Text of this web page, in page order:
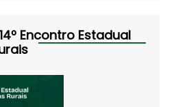
Encontro Estadual